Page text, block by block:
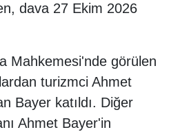
dava 27 Ekim 2026
Mahkemesi'nde görülen
turizmci Ahmet
Bayer katıldı. Diğer
Ahmet Bayer'in